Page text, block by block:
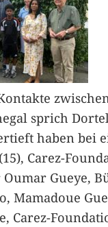
sprich
haben bei
Carez-
Gueye,
Mamadoue
Carez-